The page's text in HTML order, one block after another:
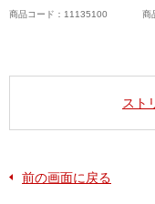
商品コード：11135100 商
スト
前の画面に戻る